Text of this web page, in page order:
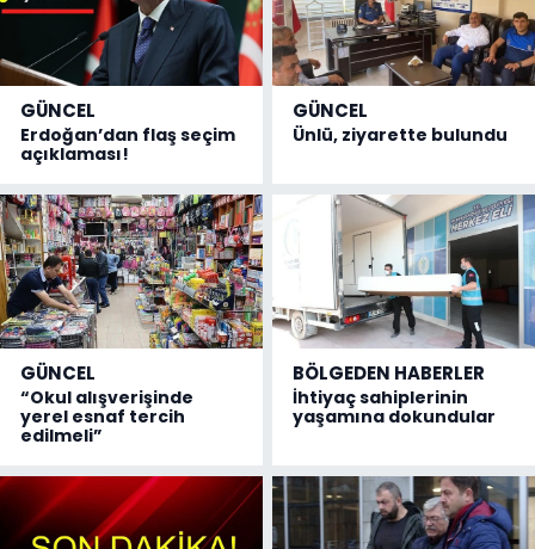
GÜNCEL
Erdoğan’dan flaş seçim
açıklaması!
GÜNCEL
Ünlü, ziyarette bulundu
GÜNCEL
“Okul alışverişinde
yerel esnaf tercih
edilmeli”
BÖLGEDEN HABERLER
İhtiyaç sahiplerinin
yaşamına dokundular